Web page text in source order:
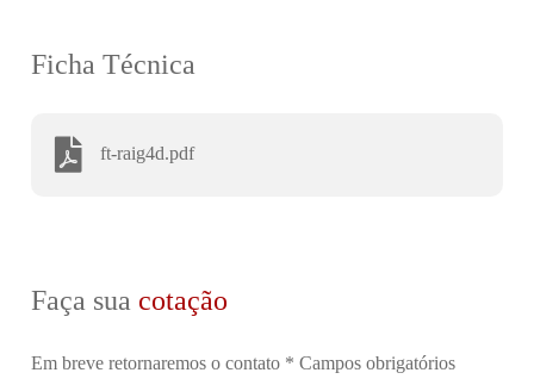
Ficha Técnica
ft-raig4d.pdf
Faça sua cotação
Em breve retornaremos o contato * Campos obrigatórios